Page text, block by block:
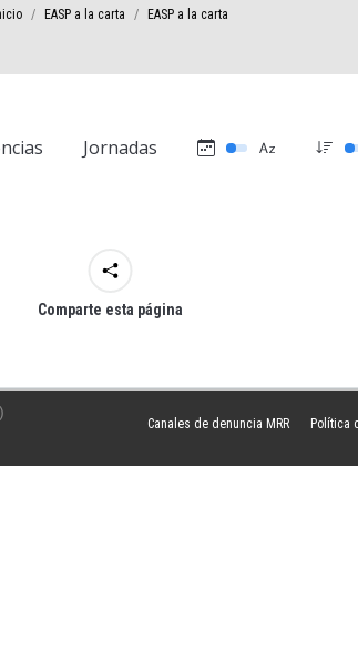
aquí:EASP a la carta EASP a la carta
Jornadas
Comparte esta página
Canales de denuncia MRR Política